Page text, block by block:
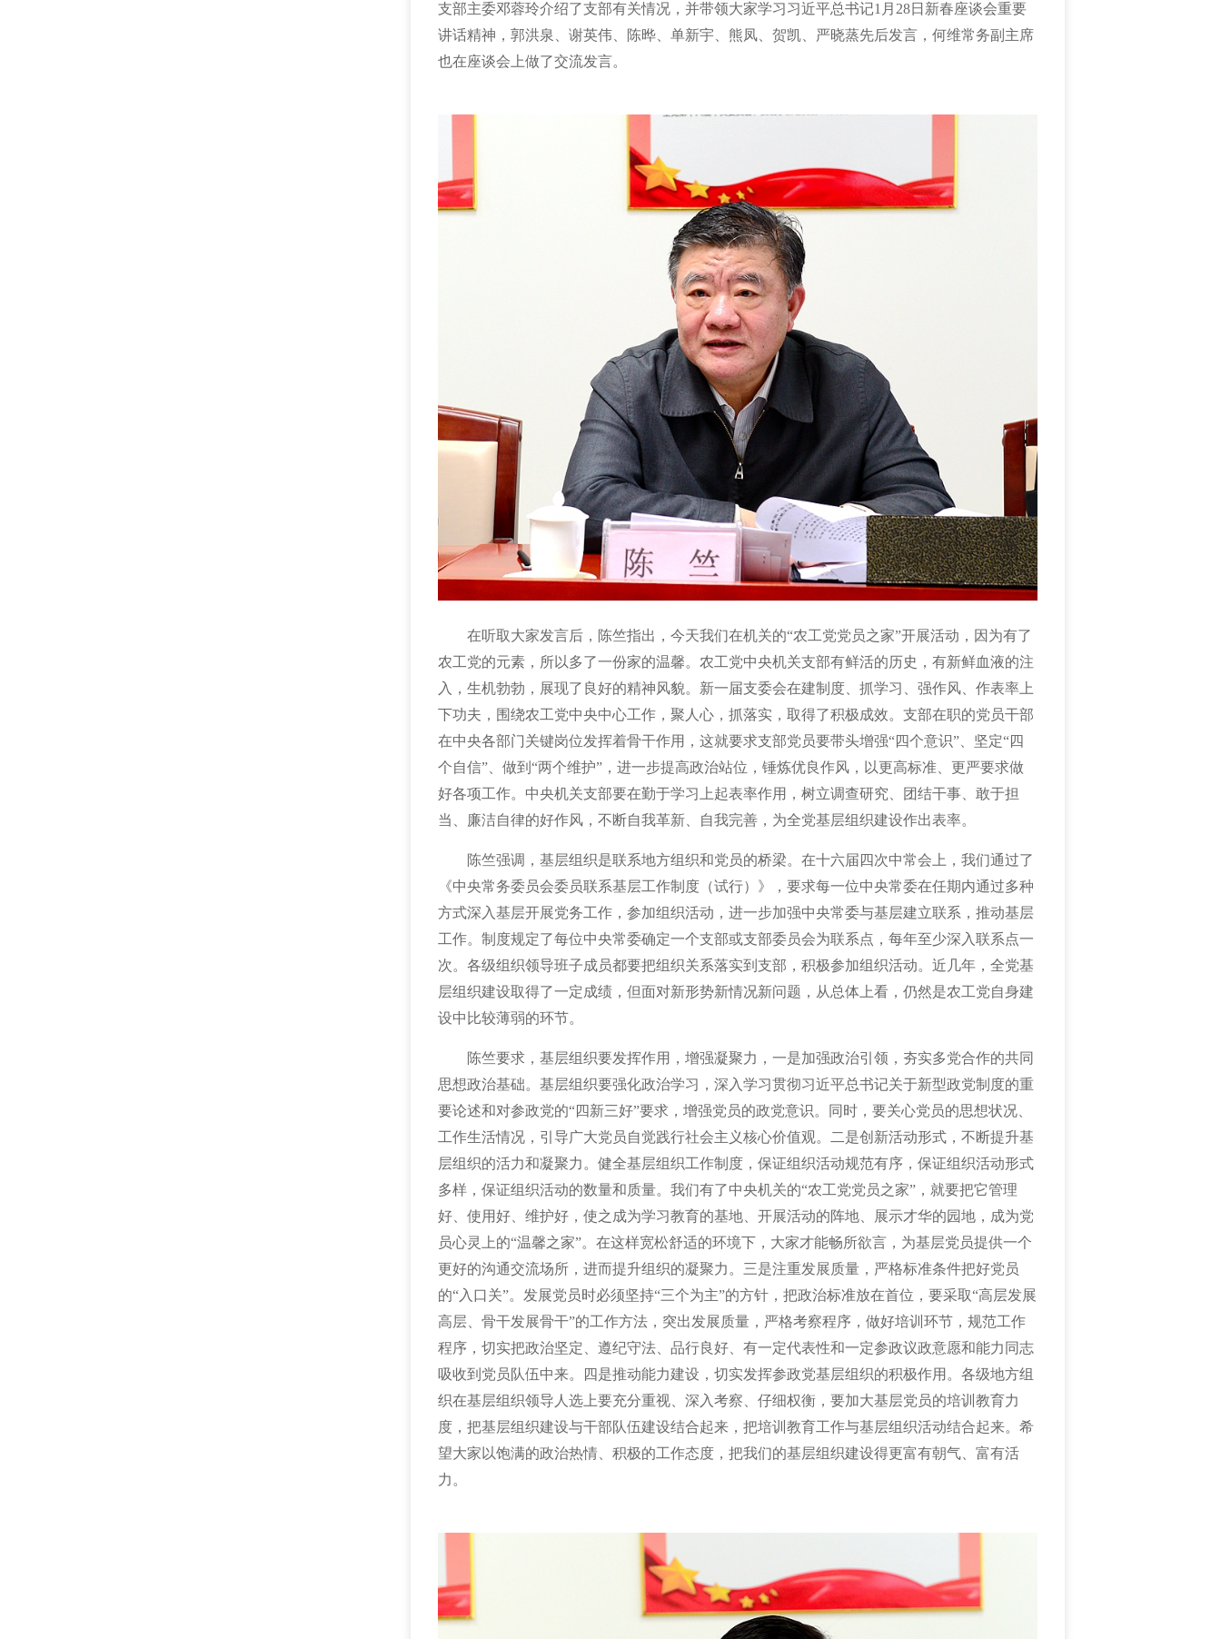
支部主委邓蓉玲介绍了支部有关情况，并带领大家学习习近平总书记1 月 28日新春座谈会重要
讲话精神，郭洪泉、谢英伟、陈晔、单新宇、熊凤、贺凯、严晓蒸先后发言，何维常务副主席
也在座谈会上做了交流发言。
在听取大家发言后，陈竺指出，今天我们在机关的“农工党党员之家”开展活动，因为有了
农工党的元素，所以多了一份家的温馨。农工党中央机关支部有鲜活的历史，有新鲜血液的注
入，生机勃勃，展现了良好的精神风貌。新一届支委会在建制度、抓学习、强作风、作表率上
下功夫，围绕农工党中央中心工作，聚人心，抓落实，取得了积极成效。支部在职的党员干部
在中央各部门关键岗位发挥着骨干作用，这就要求支部党员要带头增强“四个意识”、坚定“四
个自信”、做到“两个维护”，进一步提高政治站位，锤炼优良作风，以更高标准、更严要求做
好各项工作。中央机关支部要在勤于学习上起表率作用，树立调查研究、团结干事、敢于担
当、廉洁自律的好作风，不断自我革新、自我完善，为全党基层组织建设作出表率。
陈竺强调，基层组织是联系地方组织和党员的桥梁。在十六届四次中常会上，我们通过了
《中央常务委员会委员联系基层工作制度（试行）》，要求每一位中央常委在任期内通过多种
方式深入基层开展党务工作，参加组织活动，进一步加强中央常委与基层建立联系，推动基层
工作。制度规定了每位中央常委确定一个支部或支部委员会为联系点，每年至少深入联系点一
次。各级组织领导班子成员都要把组织关系落实到支部，积极参加组织活动。近几年，全党基
层组织建设取得了一定成绩，但面对新形势新情况新问题，从总体上看，仍然是农工党自身建
设中比较薄弱的环节。
陈竺要求，基层组织要发挥作用，增强凝聚力，一是加强政治引领，夯实多党合作的共同
思想政治基础。基层组织要强化政治学习，深入学习贯彻习近平总书记关于新型政党制度的重
要论述和对参政党的“四新三好”要求，增强党员的政党意识。同时，要关心党员的思想状况、
工作生活情况，引导广大党员自觉践行社会主义核心价值观。二是创新活动形式，不断提升基
层组织的活力和凝聚力。健全基层组织工作制度，保证组织活动规范有序，保证组织活动形式
多样，保证组织活动的数量和质量。我们有了中央机关的“农工党党员之家”，就要把它管理
好、使用好、维护好，使之成为学习教育的基地、开展活动的阵地、展示才华的园地，成为党
员心灵上的“温馨之家”。在这样宽松舒适的环境下，大家才能畅所欲言，为基层党员提供一个
更好的沟通交流场所，进而提升组织的凝聚力。三是注重发展质量，严格标准条件把好党员
的“入口关”。发展党员时必须坚持“三个为主”的方针，把政治标准放在首位，要采取“高层发展
高层、骨干发展骨干”的工作方法，突出发展质量，严格考察程序，做好培训环节，规范工作
程序，切实把政治坚定、遵纪守法、品行良好、有一定代表性和一定参政议政意愿和能力同志
吸收到党员队伍中来。四是推动能力建设，切实发挥参政党基层组织的积极作用。各级地方组
织在基层组织领导人选上要充分重视、深入考察、仔细权衡，要加大基层党员的培训教育力
度，把基层组织建设与干部队伍建设结合起来，把培训教育工作与基层组织活动结合起来。希
望大家以饱满的政治热情、积极的工作态度，把我们的基层组织建设得更富有朝气、富有活
力。